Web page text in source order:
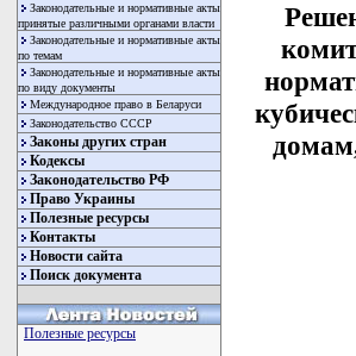
Законодательные и нормативные акты
принятые различными органами власти
Законодательные и нормативные акты
по темам
Законодательные и нормативные акты
по виду документы
Международное право в Беларуси
Законодательство СССР
Законы других стран
Кодексы
Законодательство РФ
Право Украины
Полезные ресурсы
Контакты
Новости сайта
Поиск документа
Полезные ресурсы